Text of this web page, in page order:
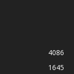
4086
1645